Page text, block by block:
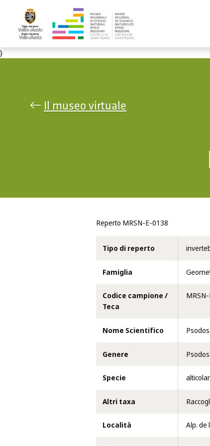
}
Il museo virtuale
Reperto MRSN-E-0138
Tipo di reperto
Famiglia
Codice campione /
Teca
Nome Scientifico
Genere Psodos
Specie
Altri taxa
Località Alp. de